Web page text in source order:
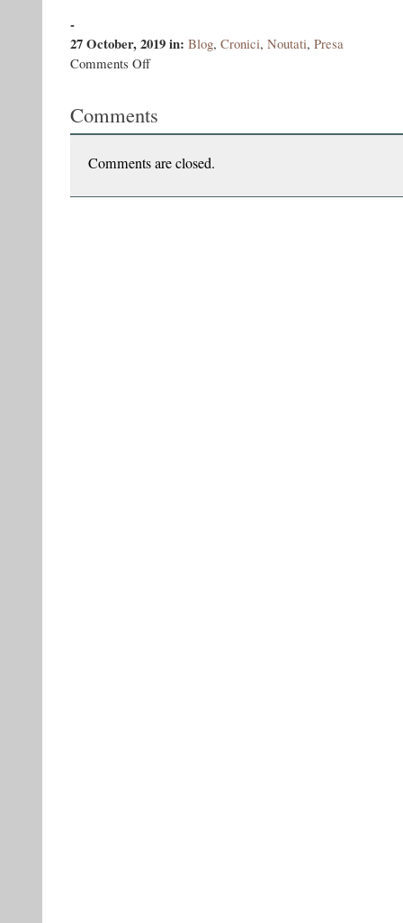
-
27 October, 2019in: Blog, Cronici, Noutati, Presa
Comments Offon
“Jurnal
Comments
Comments are closed.